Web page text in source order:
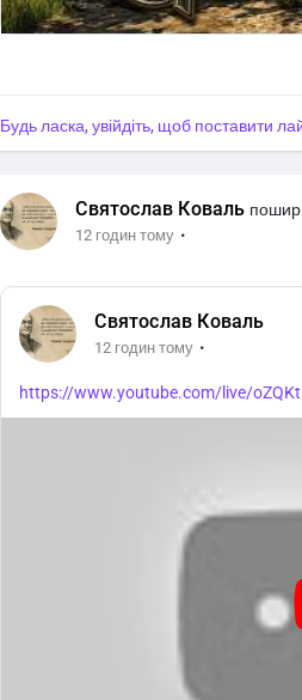
Будь ласка, увійдіть, щоб поставити
Святослав Коваль
12 годин тому ·
Святослав Коваль
12 годин тому ·
https://www.youtube.com/live/